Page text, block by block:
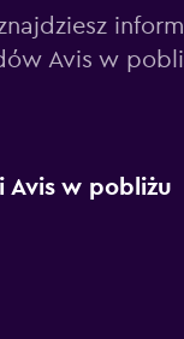
Avis w
Avis w pobliżu